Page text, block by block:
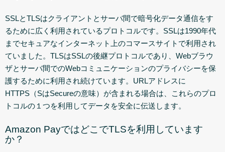
SSLとTLSはクライアントとサーバ間で暗号化データ通信をす
るために広く利用されているプロトコルです。SSLは1990年代
までセキュアなインターネット上のコマースサイトで利用され
ていました。TLSはSSLの後継プロトコルであり、Webブラウ
ザとサーバ間でのWebコミュニケーションのプライバシーを保
護するために利用され続けています。URLアドレスに
HTTPS（SはSecureの意味）が含まれる場合は、これらのプロ
トコルの１つを利用してデータを安全に伝送します。
Amazon PayではどこでTLSを利用しています
か？